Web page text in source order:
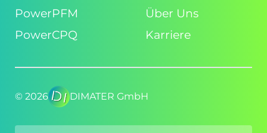
PowerPFM
PowerCPQ
Über Uns
Karriere
© 2026 DIMATER GmbH